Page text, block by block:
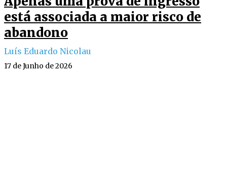
está associada a maior risco de
abandono
Luís Eduardo Nicolau
17 de Junho de 2026